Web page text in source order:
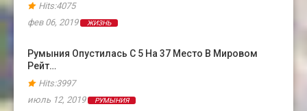
Hits:4075
фев 06, 2019
ЖИЗНЬ
Румыния Опустилась С 5 На 37 Место В Мировом
Рейт…
Hits:3997
июль 12, 2019
РУМЫНИЯ